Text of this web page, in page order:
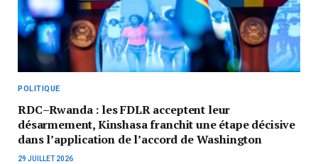
POLITIQUE
RDC–Rwanda : les FDLR acceptent leur
désarmement, Kinshasa franchit une étape décisive
dans l’application de l’accord de Washington
29 JUILLET 2026